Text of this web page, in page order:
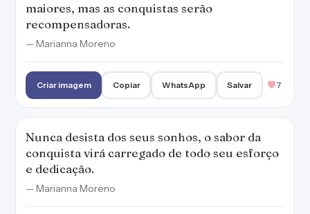
maiores, mas as conquistas serão
recompensadoras.
— Marianna Moreno
Criar imagem Copiar WhatsApp Salvar 7
Nunca desista dos seus sonhos, o sabor da
conquista virá carregado de todo seu esforço
e dedicação.
— Marianna Moreno